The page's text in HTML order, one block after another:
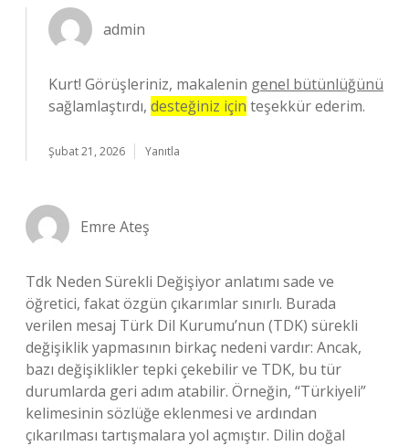
admin
Kurt! Görüşleriniz, makalenin genel bütünlüğünü
sağlamlaştırdı, desteğiniz için teşekkür ederim.
Şubat 21, 2026 Yanıtla
Emre Ateş
Tdk Neden Sürekli Değişiyor anlatımı sade ve
öğretici, fakat özgün çıkarımlar sınırlı. Burada
verilen mesaj Türk Dil Kurumu’nun (TDK) sürekli
değişiklik yapmasının birkaç nedeni vardır: Ancak,
bazı değişiklikler tepki çekebilir ve TDK, bu tür
durumlarda geri adım atabilir. Örneğin, “Türkiyeli”
kelimesinin sözlüğe eklenmesi ve ardından
çıkarılması tartışmalara yol açmıştır. Dilin doğal